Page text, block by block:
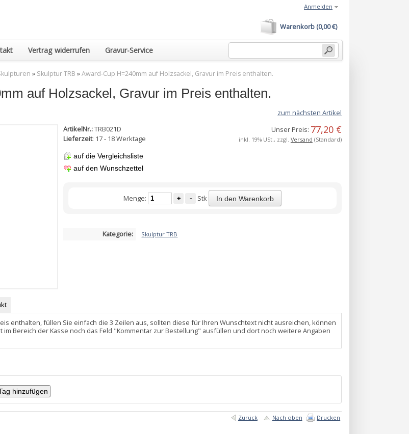
Vertrag widerrufen Gravur-Service
Warenkorb (0,00 €)
Anmelden
» Skulptur TRB »Award-Cup H=240mm auf Holzsackel, Gravur im Preis enthalten.
auf Holzsackel, Gravur im Preis enthalten.
zum nächsten Artikel
ArtikelNr.:TRB021D
Lieferzeit: 17 - 18 Werktage
auf die Vergleichsliste
auf den Wunschzettel
Unser Preis: 77,20 €
inkl. 19% USt., zzgl. Versand (Standard)
Menge: + - Stk In den Warenkorb
Kategorie: Skulptur TRB
enthalten, füllen Sie einfach die 3 Zeilen aus, sollten diese für Ihren Wunschtext nicht ausreichen, können
im Bereich der Kasse noch das Feld "Kommentar zur Bestellung" ausfüllen und dort noch weitere Angaben
Zurück Nach oben Drucken